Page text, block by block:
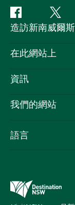
Facebook嘰
嘰
喳
造訪新南威爾斯
聯絡我們
隱私
Cookie 通知
在此網站上
目的地
新南威爾士州公路
活動
資訊
旅行資訊
新南威爾士州的商
我們的網站
新南威爾士州旅
繽紛雪梨燈光音
語言